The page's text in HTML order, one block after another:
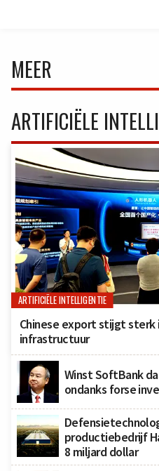
MEER
ARTIFICIËLE
ARTIFICIËLE INTELLIGENTIE
Chinese export stijgt sterk
infrastructuur
Winst SoftBank
ondanks forse
productiebedrijf
8 miljard dollar